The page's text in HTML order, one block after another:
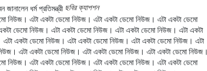
ছবির ক্যাপশন
নিউজ। এটা একটা ডেমো নিউজ। এটা একটা ডেমো নিউজ। এটা একটা ডেমো
ডেমো নিউজ। এটা একটা ডেমো নিউজ। এটা একটা ডেমো নিউজ। এটা একটা
একটা ডেমো নিউজ। এটা একটা ডেমো নিউজ। এটা একটা ডেমো নিউজ। এটা
এটা একটা ডেমো নিউজ। এটা একটা ডেমো নিউজ। এটা একটা ডেমো নিউজ।
নিউজ। এটা একটা ডেমো নিউজ। এটা একটা ডেমো নিউজ। এটা একটা ডেমো